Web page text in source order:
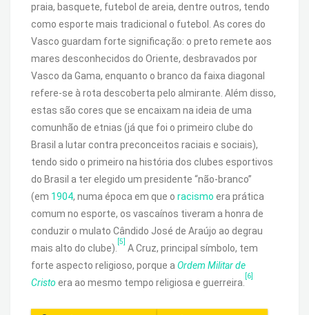
praia, basquete, futebol de areia, dentre outros, tendo
como esporte mais tradicional o futebol. As cores do
Vasco guardam forte significação: o preto remete aos
mares desconhecidos do Oriente, desbravados por
Vasco da Gama, enquanto o branco da faixa diagonal
refere-se à rota descoberta pelo almirante. Além disso,
estas são cores que se encaixam na ideia de uma
comunhão de etnias (já que foi o primeiro clube do
Brasil a lutar contra preconceitos raciais e sociais),
tendo sido o primeiro na história dos clubes esportivos
do Brasil a ter elegido um presidente “não-branco”
(em 1904, numa época em que o racismo era prática
comum no esporte, os vascaínos tiveram a honra de
conduzir o mulato Cândido José de Araújo ao degrau
mais alto do clube).
[5]
A Cruz, principal símbolo, tem
forte aspecto religioso, porque a Ordem Militar de
Cristo era ao mesmo tempo religiosa e guerreira.
[6]